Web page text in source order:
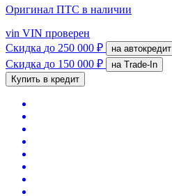
Оригинал ПТС в наличии
vin VIN проверен
Скидка до 250 000 ₽ на автокредит
Скидка до 150 000 ₽
на Trade-In
Купить в кредит